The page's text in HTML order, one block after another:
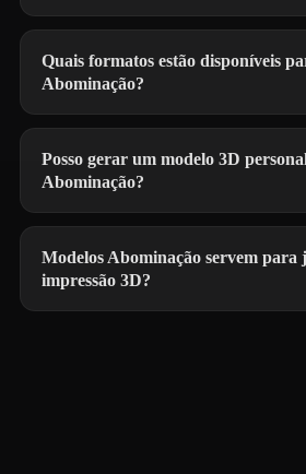
Quais formatos estão disponíveis
Abominação?
Posso gerar um modelo 3D
Abominação?
Modelos Abominação servem para
impressão 3D?